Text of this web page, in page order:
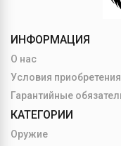
ИНФОРМАЦИЯ
О нас
Условия
Гарантийные
КАТЕГОРИИ
Оружие